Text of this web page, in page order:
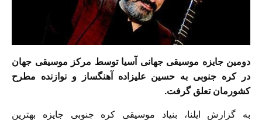
دومین جایزه موسیقی جهانی آسیا توسط مرکز موسیقی جهان
در کره جنوبی به حسین علیزاده آهنگساز و نوازنده مطرح
کشورمان تعلق گرفت.
به گزارش ایلنا، بنیاد موسیقی کره جنوبی جایزه بهترین